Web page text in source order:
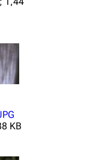
KB